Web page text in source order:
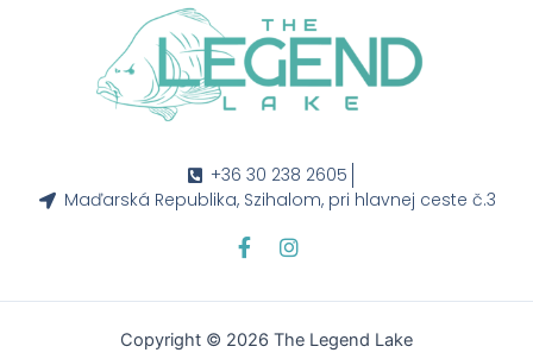
+36 30 238 2605
Maďarská Republika, Szihalom, pri hlavnej ceste č.3
F
a
e
b
o
I
t
a
g
Copyright © 2026 The Legend Lake